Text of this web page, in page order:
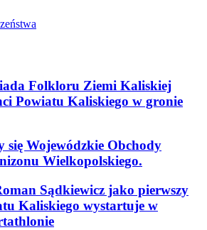
Folkloru Ziemi Kaliskiej
Powiatu Kaliskiego w gronie
się Wojewódzkie Obchody
Wielkopolskiego.
Sądkiewicz jako pierwszy
Kaliskiego wystartuje w